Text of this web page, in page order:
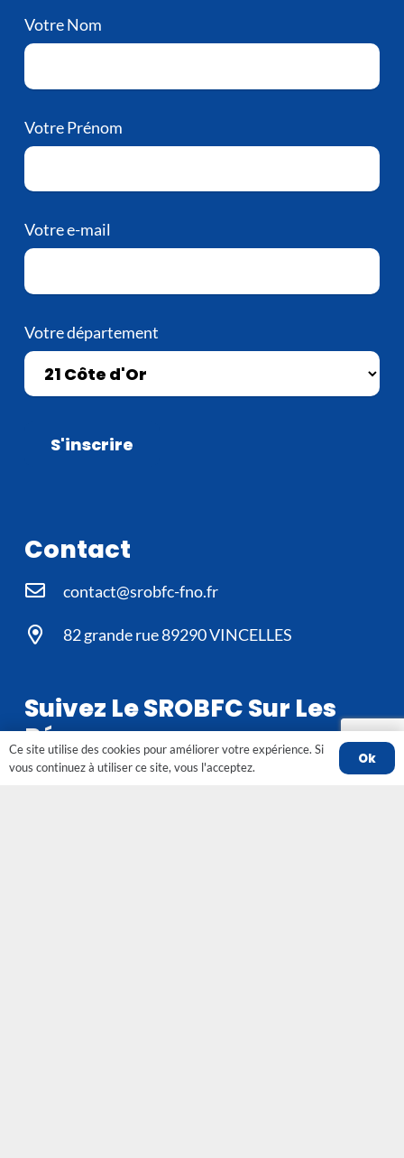
Votre Nom
Votre Prénom
Votre e-mail
Votre département
Contact
contact@srobfc-fno.fr
82 grande rue 89290 VINCELLES
Suivez Le SROBFC Sur Les
Réseaux
Ce site utilise des cookies pour améliorer votre expérience. Si
vous continuez à utiliser ce site, vous l'acceptez.
Ok